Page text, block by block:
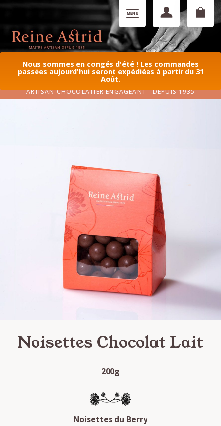
Nous sommes en congés d'été ! Les commandes
passées aujourd'hui seront expédiées à partir du 31
Août.
ARTISAN CHOCOLATIER ENGAGEANT - DEPUIS 1935
Noisettes Chocolat Lait
200g
Noisettes du Berry